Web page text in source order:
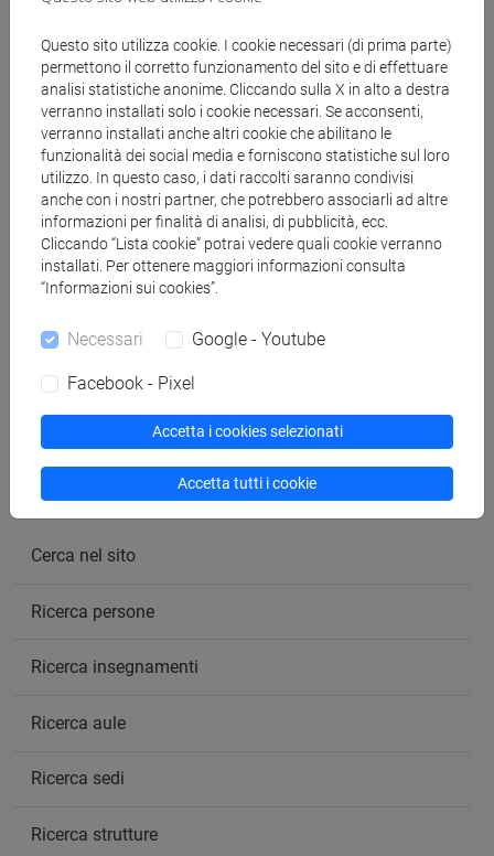
COSTOLA Michele- 30h Lezione
Materiali didattici
Materiali su Moodle
Corsi di studio e percorsi
magistrale (DM270)
economia e finanza
Cerca nel sito
Ricerca persone
Ricerca insegnamenti
Ricerca aule
Ricerca sedi
Ricerca strutture
Questo sito utilizza cookie. I cookie necessari (di prima parte)
permettono il corretto funzionamento del sito e di effettuare
analisi statistiche anonime. Cliccando sulla X in alto a destra
verranno installati solo i cookie necessari. Se acconsenti,
verranno installati anche altri cookie che abilitano le
funzionalità dei social media e forniscono statistiche sul loro
utilizzo. In questo caso, i dati raccolti saranno condivisi
anche con i nostri partner, che potrebbero associarli ad altre
informazioni per finalità di analisi, di pubblicità, ecc.
Cliccando “Lista cookie” potrai vedere quali cookie verranno
installati. Per ottenere maggiori informazioni consulta
“Informazioni sui cookies”.
Necessari Google - Youtube
Facebook - Pixel
Accetta i cookies selezionati
Accetta tutti i cookie